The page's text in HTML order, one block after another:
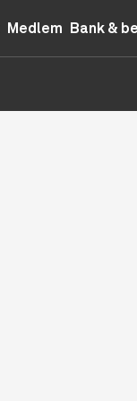
Medlem Bank &